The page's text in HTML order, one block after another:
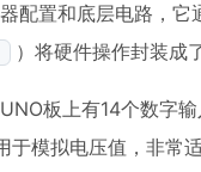
配置和底层电路，
）将硬件操作封装成
板上有14个数字
于模拟电压值，非